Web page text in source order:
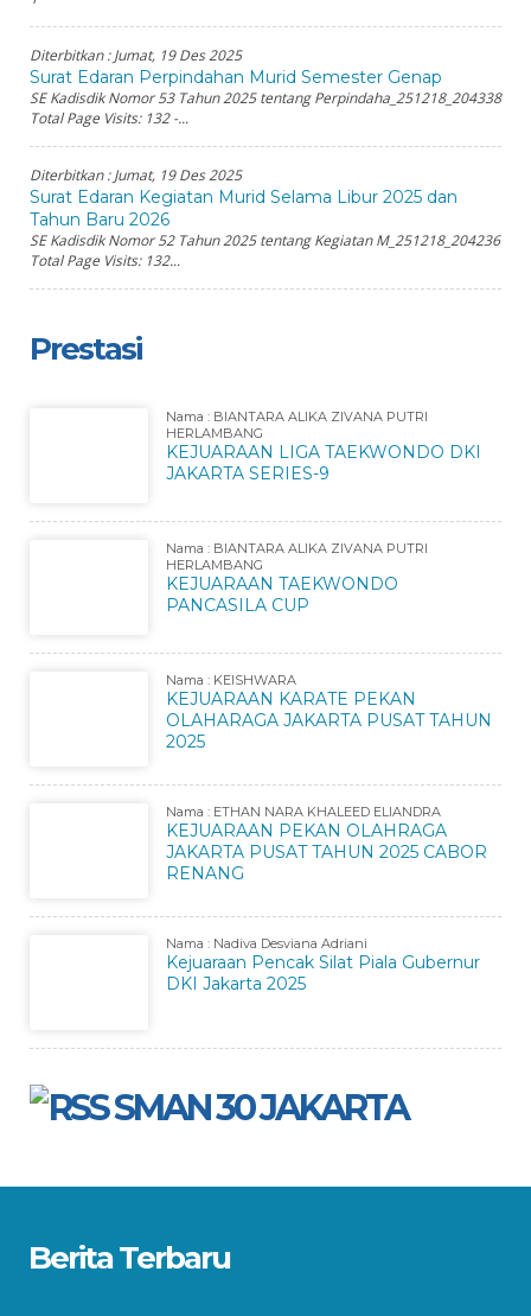
Diterbitkan :Jumat, 19 Des 2025
Surat Edaran Perpindahan Murid Semester Genap
SE Kadisdik Nomor 53 Tahun 2025 tentang Perpindaha_251218_204338
Total Page Visits: 132 -...
Diterbitkan :Jumat, 19 Des 2025
Surat Edaran Kegiatan Murid Selama Libur 2025 dan
Tahun Baru 2026
SE Kadisdik Nomor 52 Tahun 2025 tentang Kegiatan M_251218_204236
Total Page Visits: 132...
Prestasi
Nama : BIANTARA ALIKA ZIVANA PUTRI
HERLAMBANG
KEJUARAAN LIGA TAEKWONDO DKI
JAKARTA SERIES-9
Nama : BIANTARA ALIKA ZIVANA PUTRI
HERLAMBANG
KEJUARAAN TAEKWONDO
PANCASILA CUP
Nama : KEISHWARA
KEJUARAAN KARATE PEKAN
OLAHARAGA JAKARTA PUSAT TAHUN
2025
Nama : ETHAN NARA KHALEED ELIANDRA
KEJUARAAN PEKAN OLAHRAGA
JAKARTA PUSAT TAHUN 2025 CABOR
RENANG
Nama : Nadiva Desviana Adriani
Kejuaraan Pencak Silat Piala Gubernur
DKI Jakarta 2025
SMAN 30 JAKARTA
Berita Terbaru